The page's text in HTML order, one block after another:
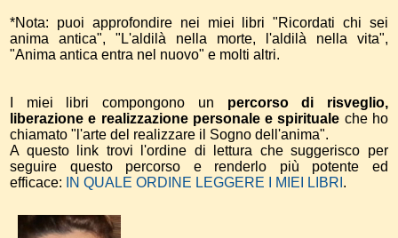
*Nota: puoi approfondire nei miei libri "Ricordati chi sei
anima antica", "L'aldilà nella morte, l'aldilà nella vita",
"Anima antica entra nel nuovo" e molti altri.
I miei libri compongono un percorso di risveglio,
liberazione e realizzazione personale e spirituale che ho
chiamato "l'arte del realizzare il Sogno dell'anima".
A questo link trovi l'ordine di lettura che suggerisco per
seguire questo percorso e renderlo più potente ed
efficace:
IN QUALE ORDINE LEGGERE I MIEI LIBRI .